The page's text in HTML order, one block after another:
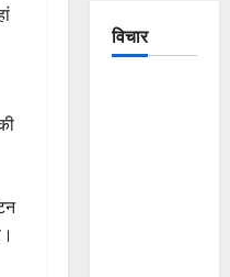
विचार